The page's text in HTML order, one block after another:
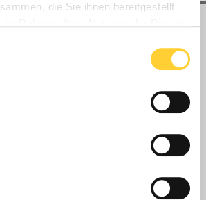
die Sie ihnen bereitgestellt